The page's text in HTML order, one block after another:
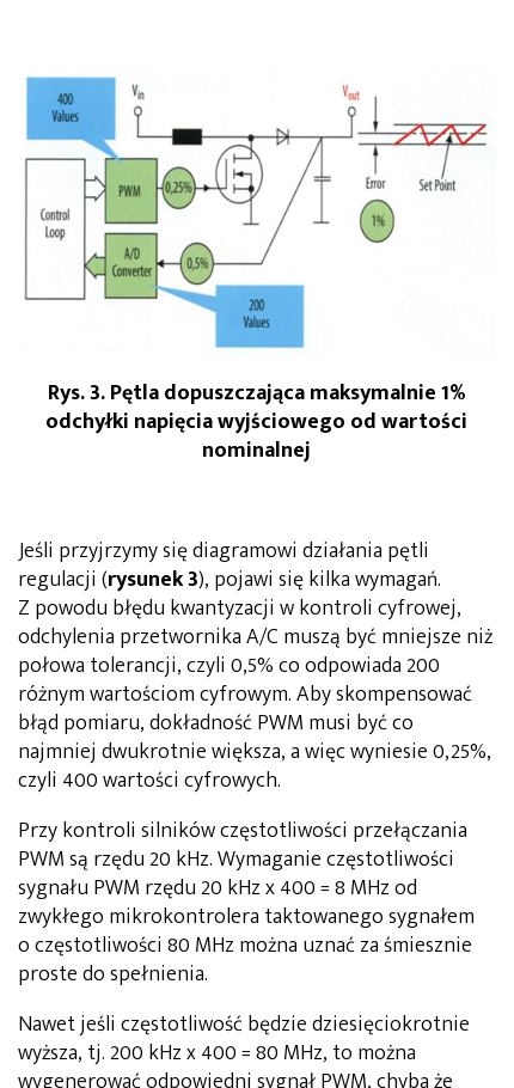
Rys. 3. Pętla dopuszczająca maksymalnie 1%
odchyłki napięcia wyjściowego od wartości
nominalnej
Jeśli przyjrzymy się diagramowi działania pętli
regulacji (rysunek 3), pojawi się kilka wymagań.
Z powodu błędu kwantyzacji w kontroli cyfrowej,
odchylenia przetwornika A/C muszą być mniejsze niż
połowa tolerancji, czyli 0,5% co odpowiada 200
różnym wartościom cyfrowym. Aby skompensować
błąd pomiaru, dokładność PWM musi być co
najmniej dwukrotnie większa, a więc wyniesie 0,25%,
czyli 400 wartości cyfrowych.
Przy kontroli silników częstotliwości przełączania
PWM są rzędu 20 kHz. Wymaganie częstotliwości
sygnału PWM rzędu 20 kHz x 400 = 8 MHz od
zwykłego mikrokontrolera taktowanego sygnałem
o częstotliwości 80 MHz można uznać za śmiesznie
proste do spełnienia.
Nawet jeśli częstotliwość będzie dziesięciokrotnie
wyższa, tj. 200 kHz x 400 = 80 MHz, to można